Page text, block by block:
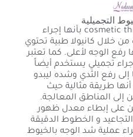
التجميلية
تعرف الخيوط التجميلية cosmetic threads بأنها إجراء
خلال كانيولا طبية تحتوي
الوجه لأعلى. كما تعتبر
تجميلي يستخدم أيضاً
رفع الثدي وشده ليبدو
طريقة مثالية حيث
إلى المناطق المعالجة.
على إبطاء معدل ظهور
و الخطوط الدقيقة
عملية شد الوجه بالخيوط